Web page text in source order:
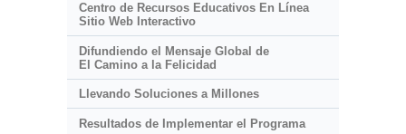
Centro de Recursos Educativos En Línea
Sitio Web Interactivo
Difundiendo el Mensaje Global de
El Camino a la Felicidad
Llevando Soluciones a Millones
Resultados de Implementar el Programa